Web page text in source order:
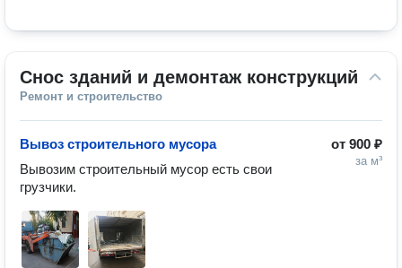
Снос зданий и демонтаж конструкций
Ремонт и строительство
от 900 ₽
за м³
Вывоз строительного мусора
Вывозим строительный мусор есть свои
грузчики.